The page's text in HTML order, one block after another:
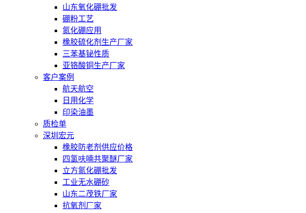
山东氧化硼批发
硼粉工艺
氮化硼应用
橡胶硫化剂生产厂家
三苯基铋性质
亚铬酸铜生产厂家
客户案例
航天航空
日用化学
印染油墨
质检单
深圳宏元
橡胶防老剂供应价格
四氢呋喃共聚醚厂家
立方氮化硼批发
工业无水硼砂
山东二茂铁厂家
抗氧剂厂家